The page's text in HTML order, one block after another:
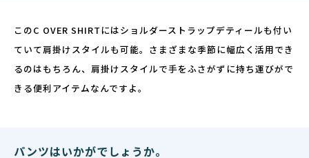
このC OVER SHIRTにはショルダーストラップデティールも付い
ていて肩掛けスタイルも可能。さまざまな季節に幅広く活用でき
るのはもちろん、肩掛けスタイルで手をふさがずに持ち運びがで
きる便利アイテムなんですよ。
パンツはいかがでしょうか。